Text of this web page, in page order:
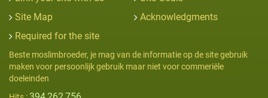
Site Map
Acknowledgments
Required for the site
Beste moslimbroeder, je mag van de informatie op de site gebruik
maken voor persoonlijk gebruik maar niet voor commeriële
doeleinden